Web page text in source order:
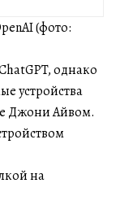
(фото:
однако
устройства
Джони Айвом.
на